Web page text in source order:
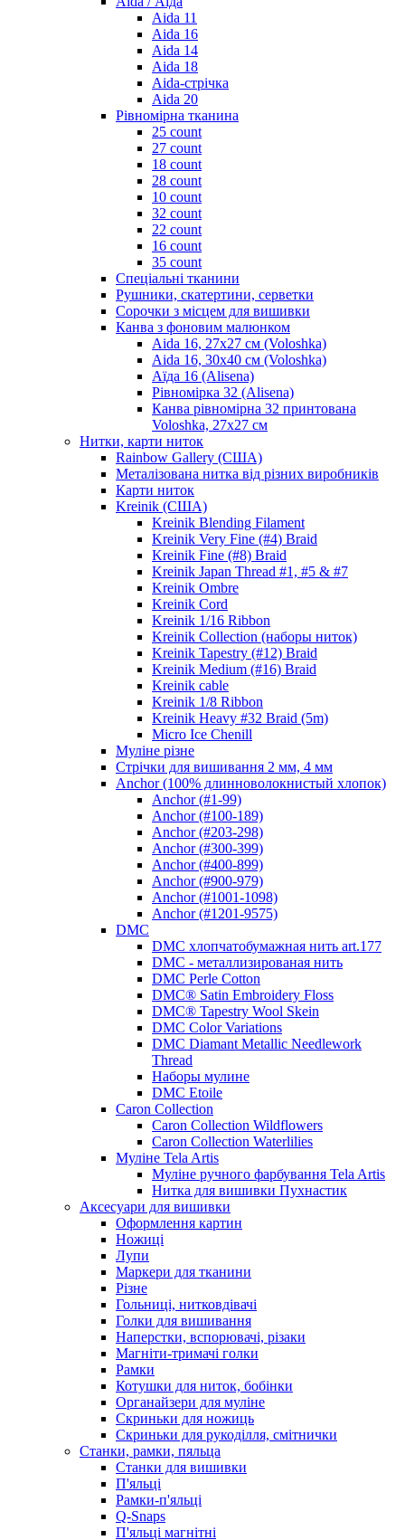
Aida 11
Aida 16
Aida 14
Aida 18
Aida-стрічка
Aida 20
Рівномірна тканина
25 count
27 count
18 count
28 count
10 count
32 count
22 count
16 count
35 count
Спеціальні тканини
Рушники, скатертини, серветки
Сорочки з місцем для вишивки
Канва з фоновим малюнком
Aida 16, 27х27 см (Voloshka)
Aida 16, 30х40 см (Voloshka)
Аїда 16 (Alisena)
Рівномірка 32 (Alisena)
Канва рівномірна 32 принтована
Voloshka, 27х27 см
Нитки, карти ниток
Rainbow Gallery (США)
Металізована нитка від різних виробників
Карти ниток
Kreinik (США)
Kreinik Blending Filament
Kreinik Very Fine (#4) Braid
Kreinik Fine (#8) Braid
Kreinik Japan Thread #1, #5 & #7
Kreinik Ombre
Kreinik Cord
Kreinik 1/16 Ribbon
Kreinik Collection (наборы ниток)
Kreinik Tapestry (#12) Braid
Kreinik Medium (#16) Braid
Kreinik cable
Kreinik 1/8 Ribbon
Kreinik Heavy #32 Braid (5m)
Micro Ice Chenill
Муліне різне
Стрічки для вишивання 2 мм, 4 мм
Anchor (100% длинноволокнистый хлопок)
Anchor (#1-99)
Anchor (#100-189)
Anchor (#203-298)
Anchor (#300-399)
Anchor (#400-899)
Anchor (#900-979)
Anchor (#1001-1098)
Anchor (#1201-9575)
DMC
DMC хлопчатобумажная нить art.177
DMC - металлизированая нить
DMC Perle Cotton
DMC® Satin Embroidery Floss
DMC® Tapestry Wool Skein
DMC Color Variations
DMC Diamant Metallic Needlework
Thread
Наборы мулине
DMC Etoile
Caron Collection
Caron Collection Wildflowers
Caron Collection Waterlilies
Муліне Tela Artis
Муліне ручного фарбування Tela Artis
Нитка для вишивки Пухнастик
Аксесуари для вишивки
Оформлення картин
Ножиці
Лупи
Маркери для тканини
Різне
Гольниці, нитковдівачі
Голки для вишивання
Наперстки, вспорювачі, різаки
Магніти-тримачі голки
Рамки
Котушки для ниток, бобінки
Органайзери для муліне
Скриньки для ножиць
Скриньки для рукоділля, смітнички
Станки, рамки, пяльца
Станки для вишивки
П'яльці
Рамки-п'яльці
Q-Snaps
П'яльці магнітні